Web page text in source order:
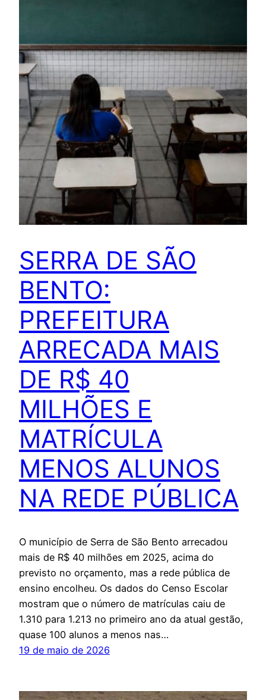
SERRA DE SÃO
BENTO:
PREFEITURA
ARRECADA MAIS
DE R$ 40
MILHÕES E
MATRÍCULA
MENOS ALUNOS
NA REDE PÚBLICA
O município de Serra de São Bento arrecadou
mais de R$ 40 milhões em 2025, acima do
previsto no orçamento, mas a rede pública de
ensino encolheu. Os dados do Censo Escolar
mostram que o número de matrículas caiu de
1.310 para 1.213 no primeiro ano da atual gestão,
quase 100 alunos a menos nas…
19 de maio de 2026